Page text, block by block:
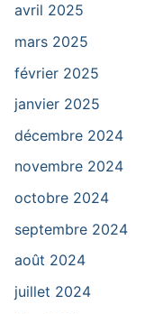
avril 2025
mars 2025
février 2025
janvier 2025
décembre 2024
novembre 2024
octobre 2024
septembre 2024
août 2024
juillet 2024